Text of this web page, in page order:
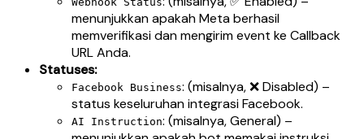
menunjukkan apakah Meta berhasil
memverifikasi dan mengirim event ke Callback
URL Anda.
Statuses:
Facebook Business: (misalnya, ❌ Disabled) –
status keseluruhan integrasi Facebook.
AI Instruction: (misalnya, General) –